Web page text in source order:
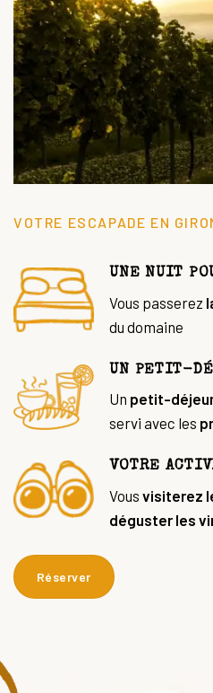
VOTRE ESCAPADE EN
UNE NUIT
Vous passerez
du domaine
UN PETIT-
Un petit-
servi avec les
VOTRE
Vous visiterez
déguster les
Réserver